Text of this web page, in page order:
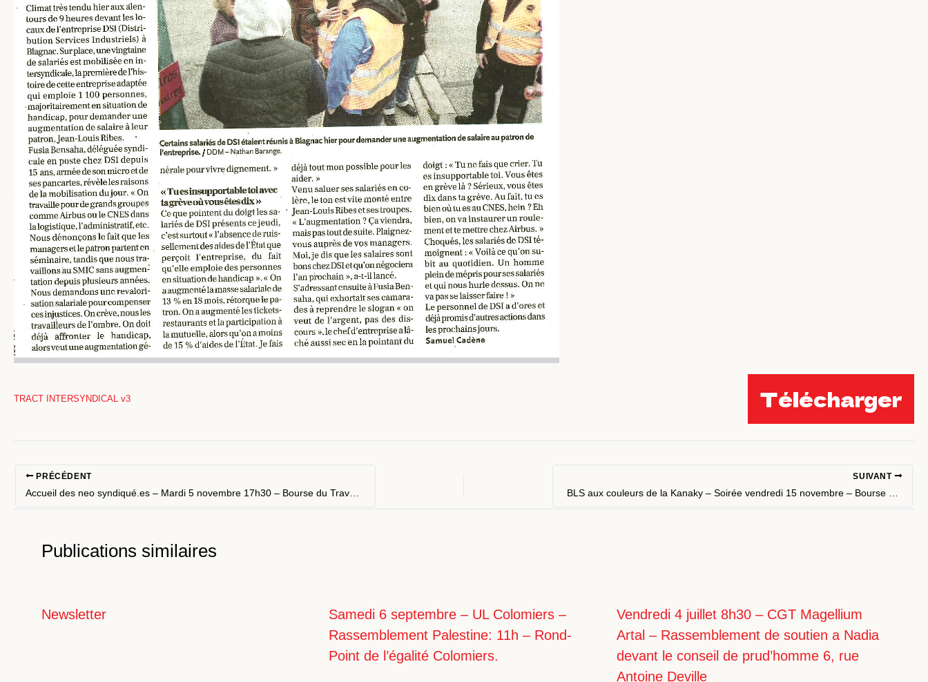
TRACT INTERSYNDICAL v3 Télécharger
PRÉCÉDENT
Accueil des neo syndiqué.es – Mardi 5 novembre 17h30 – Bourse du Travail.
SUIVANT
BLS aux couleurs de la Kanaky – Soirée vendredi 15 novembre – Bourse du travail – 19h
Publications similaires
Newsletter
Samedi 6 septembre – UL Colomiers –
Rassemblement Palestine: 11h – Rond-
Point de l’égalité Colomiers.
Vendredi 4 juillet 8h30 – CGT Magellium
Artal – Rassemblement de soutien a Nadia
devant le conseil de prud’homme 6, rue
Antoine Deville